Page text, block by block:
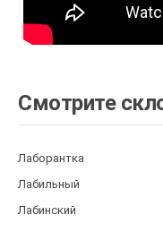
Смотрите
Лаборантка
Лабильный
Лабинский